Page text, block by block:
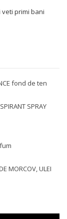
primi bani
fond de ten
SPRAY
MORCOV, ULEI